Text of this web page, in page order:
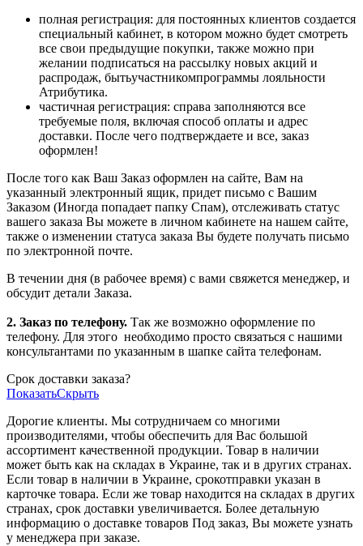
полная регистрация: для постоянных клиентов создается
специальный кабинет, в котором можно будет смотреть
все свои предыдущие покупки, также можно при
желании подписаться на рассылку новых акций и
распродаж, бытьучастникомпрограммы лояльности
Атрибутика.
частичная регистрация: справа заполняются все
требуемые поля, включая способ оплаты и адрес
доставки. После чего подтверждаете и все, заказ
оформлен!
После того как Ваш Заказ оформлен на сайте, Вам на
указанный электронный ящик, придет письмо с Вашим
Заказом (Иногда попадает папку Спам), отслеживать статус
вашего заказа Вы можете в личном кабинете на нашем сайте,
также о изменении статуса заказа Вы будете получать письмо
по электронной почте.
В течении дня (в рабочее время) с вами свяжется менеджер, и
обсудит детали Заказа.
2. Заказ по телефону. Так же возможно оформление по
телефону. Для этого необходимо просто связаться с нашими
консультантами по указанным в шапке сайта телефонам.
Срок доставки заказа?
ПоказатьСкрыть
Дорогие клиенты. Мы сотрудничаем со многими
производителями, чтобы обеспечить для Вас большой
ассортимент качественной продукции. Товар в наличии
может быть как на складах в Украине, так и в других странах.
Если товар в наличии в Украине, срокотправки указан в
карточке товара. Если же товар находится на складах в других
странах, срок доставки увеличивается. Более детальную
информацию о доставке товаров Под заказ, Вы можете узнать
у менеджера при заказе.